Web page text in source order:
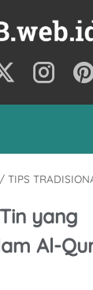
/ TIPS
yang
Al-